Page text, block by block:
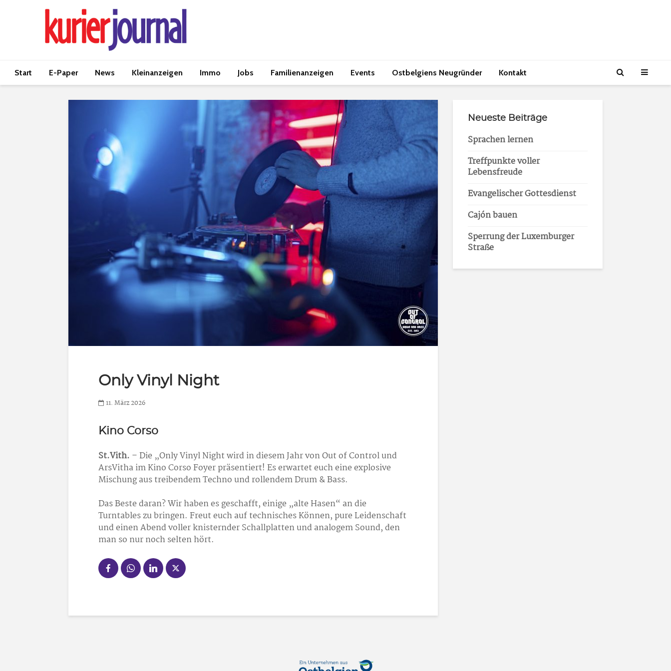
Start E-Paper News Kleinanzeigen Immo Jobs Familienanzeigen Events Ostbelgiens Neugründer Kontakt
Only Vinyl Night
11. März 2026
Kino Corso
St.Vith. – Die „Only Vinyl Night wird in diesem Jahr von Out of Control und
ArsVitha im Kino Corso Foyer präsentiert! Es erwartet euch eine explosive
Mischung aus treibendem Techno und rollendem Drum & Bass.
Das Beste daran? Wir haben es geschafft, einige „alte Hasen“ an die
Turntables zu bringen. Freut euch auf technisches Können, pure Leidenschaft
und einen Abend voller knisternder Schallplatten und analogem Sound, den
man so nur noch selten hört.
Neueste Beiträge
Sprachen lernen
Treffpunkte voller
Lebensfreude
Evangelischer Gottesdienst
Cajón bauen
Sperrung der Luxemburger
Straße